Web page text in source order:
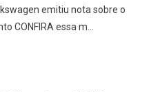
emitiu nota sobre o
CONFIRA essa m...